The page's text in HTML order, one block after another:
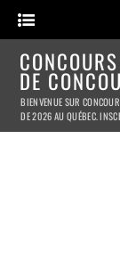
DE
BIENVENUE SUR
DE 2026 AU QUÉBEC.